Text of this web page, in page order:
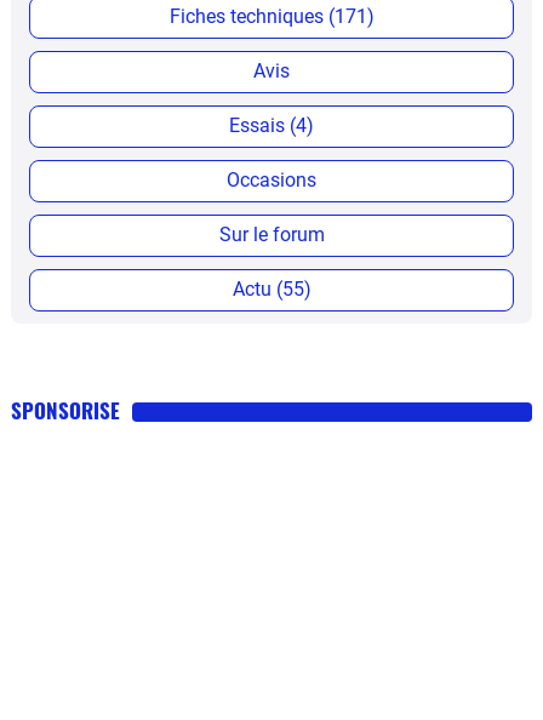
Fiches techniques (171)
Avis
Essais (4)
Occasions
Sur le forum
Actu (55)
SPONSORISE